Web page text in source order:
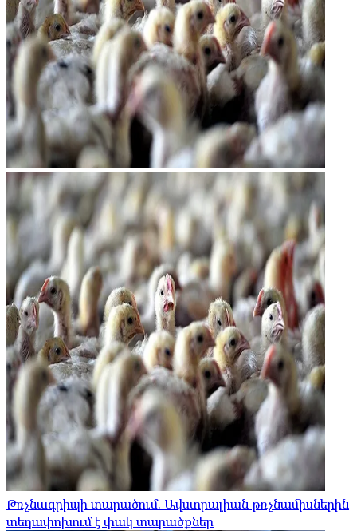
Թռչնագրիպի տարածում. Ավստրալիան թռչնամիսներին
տեղափոխում է փակ տարածքներ